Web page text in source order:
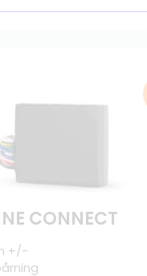
CONNECT
+/-